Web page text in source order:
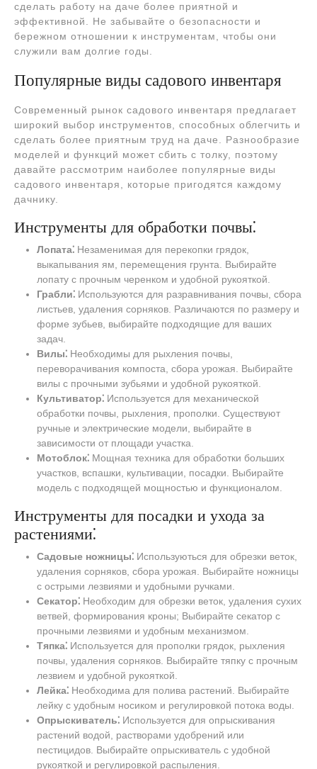
сделать работу на даче более приятной и
эффективной. Не забывайте о безопасности и
бережном отношении к инструментам, чтобы они
служили вам долгие годы.
Популярные виды садового инвентаря
Современный рынок садового инвентаря предлагает
широкий выбор инструментов, способных облегчить и
сделать более приятным труд на даче. Разнообразие
моделей и функций может сбить с толку, поэтому
давайте рассмотрим наиболее популярные виды
садового инвентаря, которые пригодятся каждому
дачнику.
Инструменты для обработки почвы⁚
Лопата⁚ Незаменимая для перекопки грядок,
выкапывания ям, перемещения грунта. Выбирайте
лопату с прочным черенком и удобной рукояткой.
Грабли⁚ Используются для разравнивания почвы, сбора
листьев, удаления сорняков. Различаются по размеру и
форме зубьев, выбирайте подходящие для ваших
задач.
Вилы⁚ Необходимы для рыхления почвы,
переворачивания компоста, сбора урожая. Выбирайте
вилы с прочными зубьями и удобной рукояткой.
Культиватор⁚ Используется для механической
обработки почвы, рыхления, прополки. Существуют
ручные и электрические модели, выбирайте в
зависимости от площади участка.
Мотоблок⁚ Мощная техника для обработки больших
участков, вспашки, культивации, посадки. Выбирайте
модель с подходящей мощностью и функционалом.
Инструменты для посадки и ухода за
растениями⁚
Садовые ножницы⁚ Используються для обрезки веток,
удаления сорняков, сбора урожая. Выбирайте ножницы
с острыми лезвиями и удобными ручками.
Секатор⁚ Необходим для обрезки веток, удаления сухих
ветвей, формирования кроны; Выбирайте секатор с
прочными лезвиями и удобным механизмом.
Тяпка⁚ Используется для прополки грядок, рыхления
почвы, удаления сорняков. Выбирайте тяпку с прочным
лезвием и удобной рукояткой.
Лейка⁚ Необходима для полива растений. Выбирайте
лейку с удобным носиком и регулировкой потока воды.
Опрыскиватель⁚ Используется для опрыскивания
растений водой, растворами удобрений или
пестицидов. Выбирайте опрыскиватель с удобной
рукояткой и регулировкой распыления.